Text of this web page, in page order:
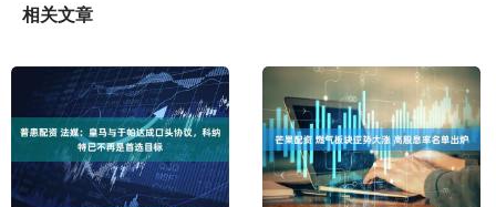
相关文章